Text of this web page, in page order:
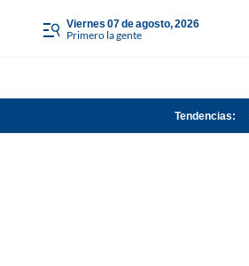
viernes 07 de agosto, 2026
Primero la gente
Tendencias: